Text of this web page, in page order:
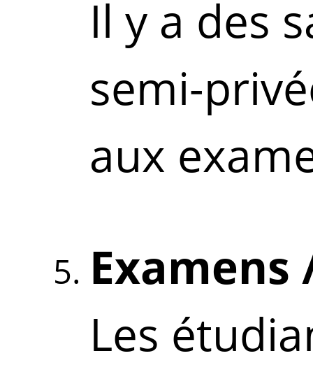
Il y a des
semi-
aux
Examens
Les